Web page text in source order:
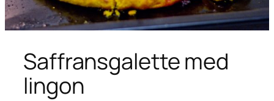
Saffransgalette med
lingon